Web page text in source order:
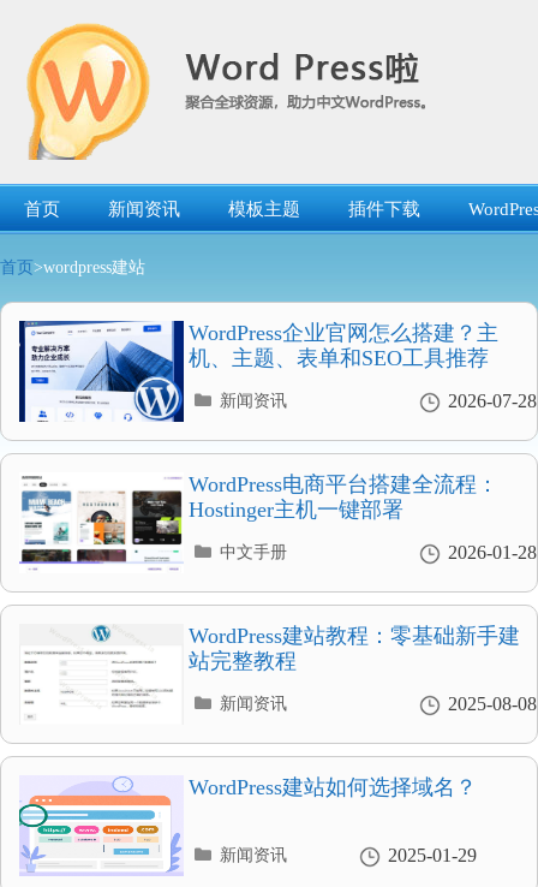
首页 新闻资讯 模板主题 插件下载
首页 >wordpress建站
WordPress企业官网怎么搭建？主
机、主题、表单和SEO工具推荐
2026-07-28
分
录
新闻资讯
WordPress电商平台搭建全流程：
Hostinger主机一键部署
2026-01-28
分
录
中文手册
WordPress建站教程：零基础新手建
站完整教程
2025-08-08
分
录
新闻资讯
WordPress建站如何选择域名？
2025-01-29
分
新闻资讯